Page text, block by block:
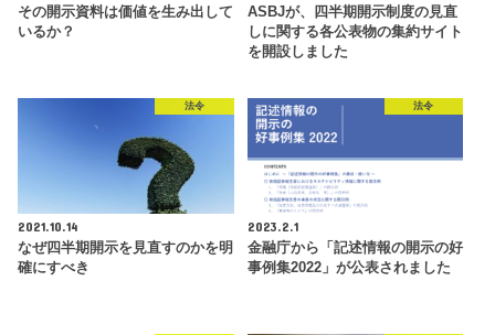
その開示資料は価値を生み出して
いるか？
ASBJが、四半期開示制度の見直
しに関する各公表物の集約サイト
を開設しました
法令
2021.10.14
なぜ四半期開示を見直すのかを明
確にすべき
法令
2023.2.1
金融庁から「記述情報の開示の好
事例集2022」が公表されました